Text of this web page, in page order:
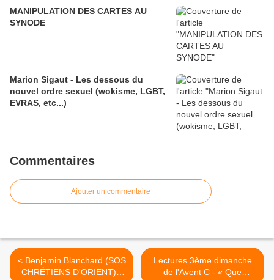
MANIPULATION DES CARTES AU
SYNODE
Marion Sigaut - Les dessous du
nouvel ordre sexuel (wokisme, LGBT,
EVRAS, etc...)
Commentaires
Ajouter un commentaire
< Benjamin Blanchard (SOS
CHRÉTIENS D'ORIENT) -
Lectures 3ème dimanche
de l'Avent C - « Que